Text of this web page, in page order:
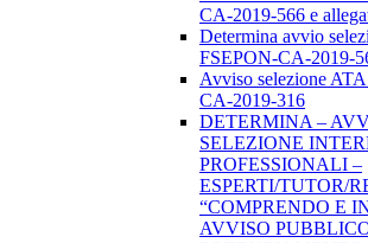
CA-2019-566 e
Determina avvio
FSEPON-CA-2019-
Avviso selezione
CA-2019-316
DETERMINA –
SELEZIONE
PROFESSIONALI –
ESPERTI/TUTOR/
“COMPRENDO E
AVVISO